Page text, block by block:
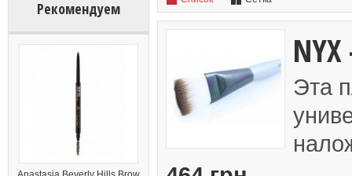
Рекомендуем
Эта